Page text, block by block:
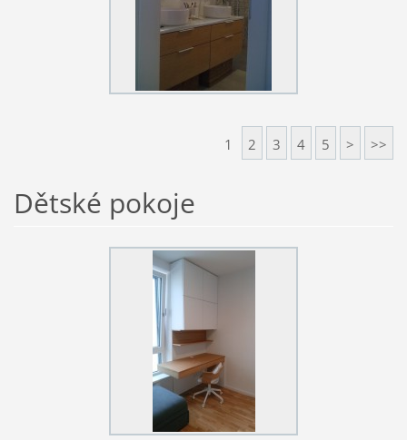
1 2 3 4 5 > >>
Dětské pokoje